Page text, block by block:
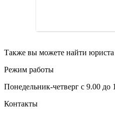
Также вы можете найти юриста
Режим работы
Понедельник-четверг с 9.00 до
Контакты